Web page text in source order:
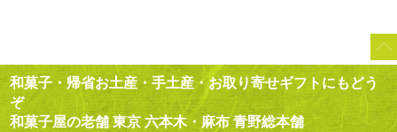
和菓子・帰省お土産・手土産・お取り寄せギフトにもどう
ぞ
和菓子屋の老舗 東京 六本木・麻布 青野総本舗